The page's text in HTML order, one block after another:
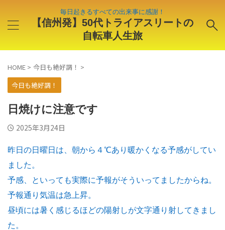
毎日起きるすべての出来事に感謝！
【信州発】50代トライアスリートの
自転車人生旅
HOME > 今日も絶好調！ >
今日も絶好調！
日焼けに注意です
2025年3月24日
昨日の日曜日は、朝から４℃あり暖かくなる予感がしてい
ました。
予感、といっても実際に予報がそういってましたからね。
予報通り気温は急上昇。
昼頃には暑く感じるほどの陽射しが文字通り射してきまし
た。